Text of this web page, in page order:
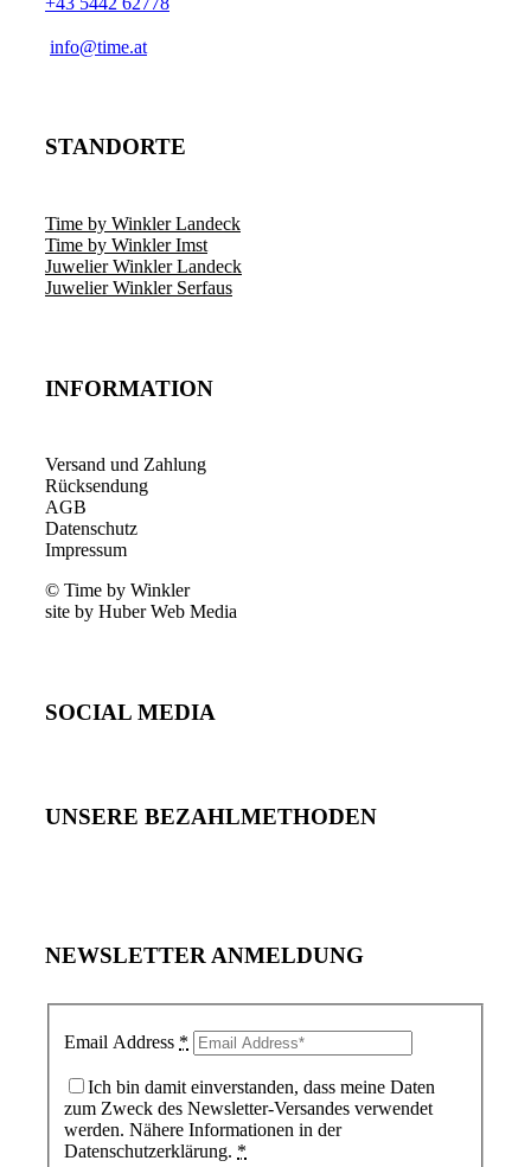
info@time.at
STANDORTE
Time by Winkler Landeck
Time by Winkler Imst
Juwelier Winkler Landeck
Juwelier Winkler Serfaus
INFORMATION
Versand und Zahlung
Rücksendung
AGB
Datenschutz
Impressum
© Time by Winkler
site by Huber Web Media
SOCIAL MEDIA
UNSERE BEZAHLMETHODEN
NEWSLETTER ANMELDUNG
Email Address *
Ich bin damit einverstanden, dass meine Daten
zum Zweck des Newsletter-Versandes verwendet
werden. Nähere Informationen in der
Datenschutzerklärung. *